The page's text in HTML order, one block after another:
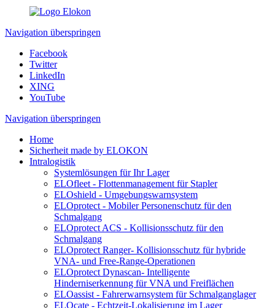
Navigation überspringen
Facebook
Twitter
LinkedIn
XING
YouTube
Navigation überspringen
Home
Sicherheit made by ELOKON
Intralogistik
Systemlösungen für Ihr Lager
ELOfleet - Flottenmanagement für Stapler
ELOshield - Umgebungswarnsystem
ELOprotect - Mobiler Personenschutz für den
Schmalgang
ELOprotect ACS - Kollisionsschutz für den
Schmalgang
ELOprotect Ranger- Kollisionsschutz für hybride
VNA- und Free-Range-Operationen
ELOprotect Dynascan- Intelligente
Hinderniserkennung für VNA und Freiflächen
ELOassist - Fahrerwarnsystem für Schmalganglager
ELOcate - Echtzeit-Lokalisierung im Lager